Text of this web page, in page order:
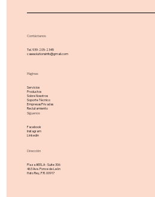
Contáctanos
Tel. 939-205-2345
casesolutionsinfo@gmail.com
Páginas
Servicios
Productos
Sobre Nosotros
Soporte Técnico
Empresas Privadas
Reclutamiento
Síguenos
Facebook
Instagram
Linkedin
Dirección
Plaza AEELA - Suite 306
463 Ave. Ponce de León
Hato Rey, P.R. 00917